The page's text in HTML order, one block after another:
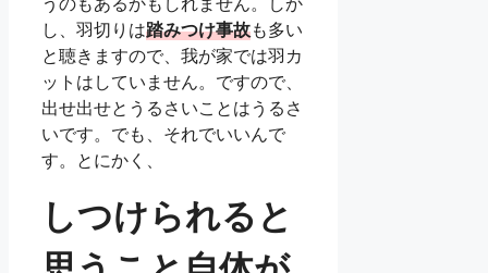
し、羽切りは踏みつけ事故も多い
と聴きますので、我が家では羽カ
ットはしていません。ですので、
出せ出せとうるさいことはうるさ
いです。でも、それでいいんで
す。とにかく、
しつけられると